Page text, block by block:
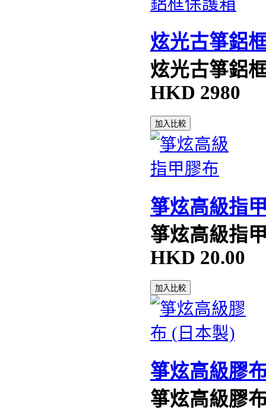
炫光古箏鋁
炫光古箏鋁
HKD 2980
加入比較
箏炫高級指
箏炫高級指
HKD 20.00
加入比較
箏炫高級膠
箏炫高級膠